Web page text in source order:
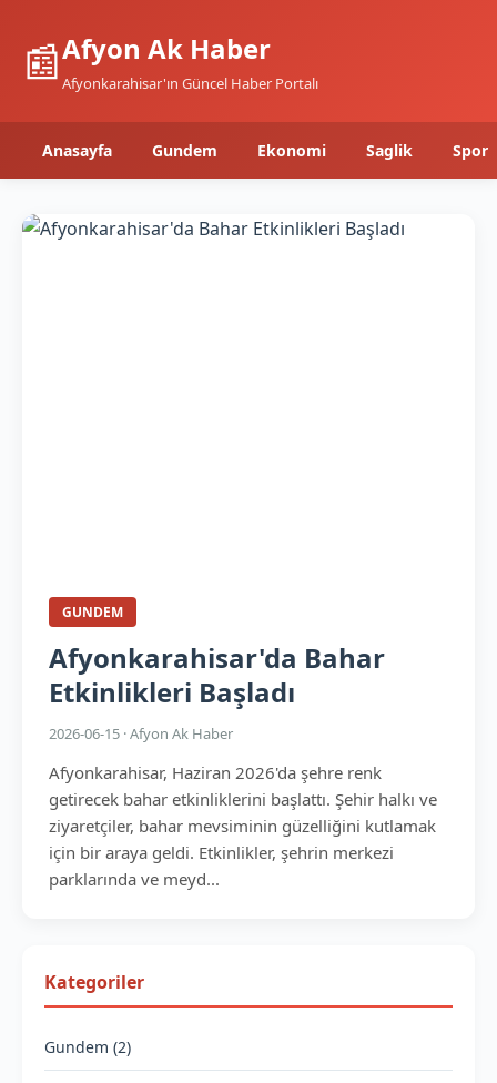
📰Afyon Ak Haber
Afyonkarahisar'ın Güncel Haber Portalı
Anasayfa Gundem Ekonomi Saglik Spor
GUNDEM
Afyonkarahisar'da Bahar
Etkinlikleri Başladı
2026-06-15 · Afyon Ak Haber
Afyonkarahisar, Haziran 2026'da şehre renk
getirecek bahar etkinliklerini başlattı. Şehir halkı ve
ziyaretçiler, bahar mevsiminin güzelliğini kutlamak
için bir araya geldi. Etkinlikler, şehrin merkezi
parklarında ve meyd...
Kategoriler
Gundem (2)